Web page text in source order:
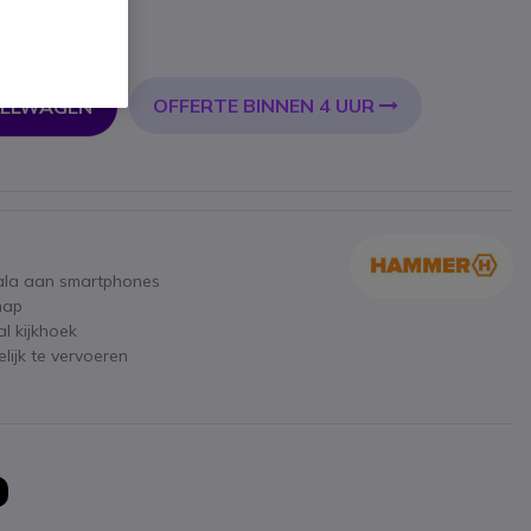
OFFERTE BINNEN 4 UUR
aan smartphones
kijkhoek
te vervoeren